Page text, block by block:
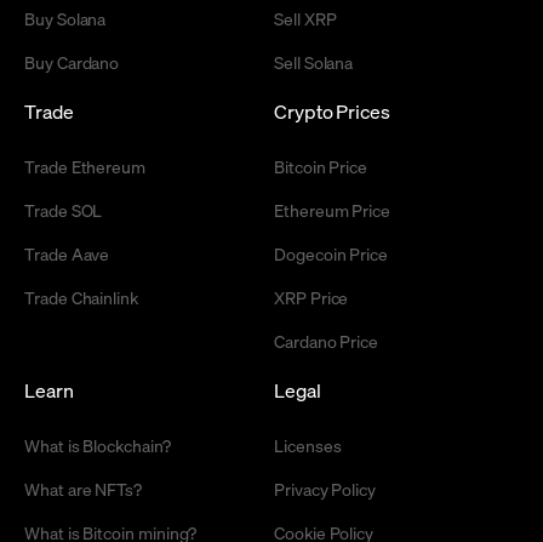
Buy Solana
Buy Cardano
Sell XRP
Sell Solana
Trade
Trade Ethereum
Trade SOL
Trade Aave
Trade Chainlink
Crypto Prices
Bitcoin Price
Ethereum Price
Dogecoin Price
XRP Price
Cardano Price
Learn
What is Blockchain?
What are NFTs?
What is Bitcoin mining?
Legal
Licenses
Privacy Policy
Cookie Policy